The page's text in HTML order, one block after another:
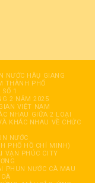
NƯỚC HÂỤ GIANG
THÀNH PHỐ
1
2 NĂM 2025
VIỆT NAM
NHAU GIỮA 2 LOẠI
KHÁC NHAU VỀ CHỨC
NƯỚC
PHỐ HỒ CHÍ MINH)
VẠN PHÚC CITY
PHUN NƯỚC CÀ MAU